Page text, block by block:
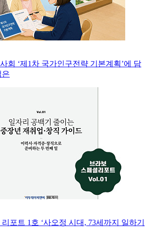
회 ‘제1차 국가인구전략 기본계획’에 담
은
포트 1호 ‘사오정 시대, 73세까지 일하기